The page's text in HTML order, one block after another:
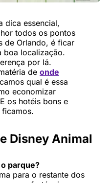
dica essencial,
todos os pontos
de Orlando, é ficar
boa localização.
por lá.
de onde
qual é essa
economizar
os hotéis bons e
Disney Animal
parque?
para o restante dos